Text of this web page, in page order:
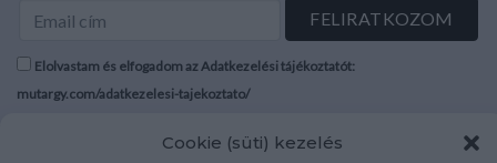
Cookie (süti) kezelés
Elolvastam és elfogadom az Adatkezelési tájékoztatót:
mutargy.com/adatkezelesi-tajekoztato/
Áraink